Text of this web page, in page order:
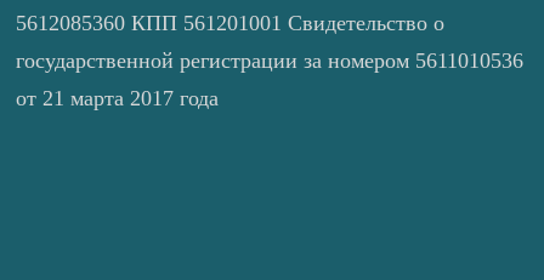
5612085360 КПП 561201001 Свидетельство о
государственной регистрации за номером 5611010536
от 21 марта 2017 года